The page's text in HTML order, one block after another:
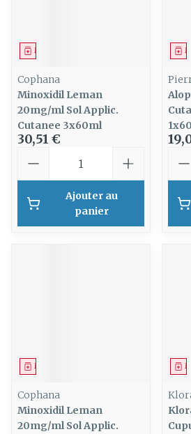
Médicament
Cophana
Minoxidil Leman
20mg/ml Sol Applic.
Cutanee 3x60ml
30,51 €
Ajouter au
panier
Médicament
Cophana
Minoxidil Leman
20mg/ml Sol Applic.